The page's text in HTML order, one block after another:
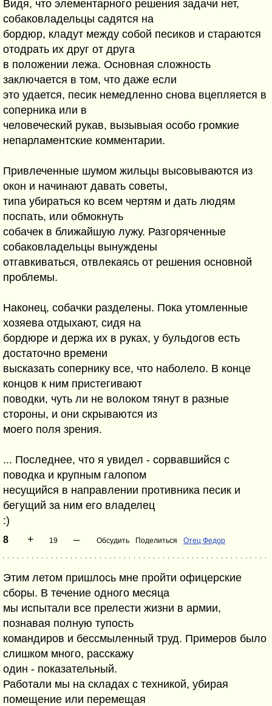
Видя, что элементарного решения задачи нет,
собаковладельцы садятся на
бордюр, кладут между собой песиков и стараются
отодрать их друг от друга
в положении лежа. Основная сложность
заключается в том, что даже если
это удается, песик немедленно снова вцепляется в
соперника или в
человеческий рукав, вызывыая особо громкие
непарламентские комментарии.
Привлеченные шумом жильцы высовываются из
окон и начинают давать советы,
типа убираться ко всем чертям и дать людям
поспать, или обмокнуть
собачек в ближайшую лужу. Разгоряченные
собаковладельцы вынуждены
отгавкиваться, отвлекаясь от решения основной
проблемы.
Наконец, собачки разделены. Пока утомленные
хозяева отдыхают, сидя на
бордюре и держа их в руках, у бульдогов есть
достаточно времени
высказать сопернику все, что наболело. В конце
концов к ним пристегивают
поводки, чуть ли не волоком тянут в разные
стороны, и они скрываются из
моего поля зрения.
... Последнее, что я увидел - сорвавшийся с
поводка и крупным галопом
несущийся в направлении противника песик и
бегущий за ним его владелец
:)
8 + 19 – Обсудить Поделиться Отец Федор
Этим летом пришлось мне пройти офицерские
сборы. В течение одного месяца
мы испытали все прелести жизни в армии,
познавая полную тупость
командиров и бессмыленный труд. Примеров было
слишком много, расскажу
один - показательный.
Работали мы на складах с техникой, убирая
помещение или перемещая